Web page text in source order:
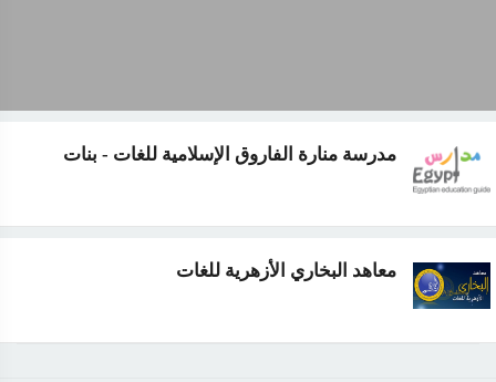
مدرسة منارة الفاروق الإسلامية للغات - بنات
معاهد البخاري الأزهرية للغات